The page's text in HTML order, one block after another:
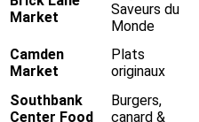
Market
Saveurs du
Monde
Camden
Market
Plats
originaux
Southbank
Center Food
Burgers,
canard &